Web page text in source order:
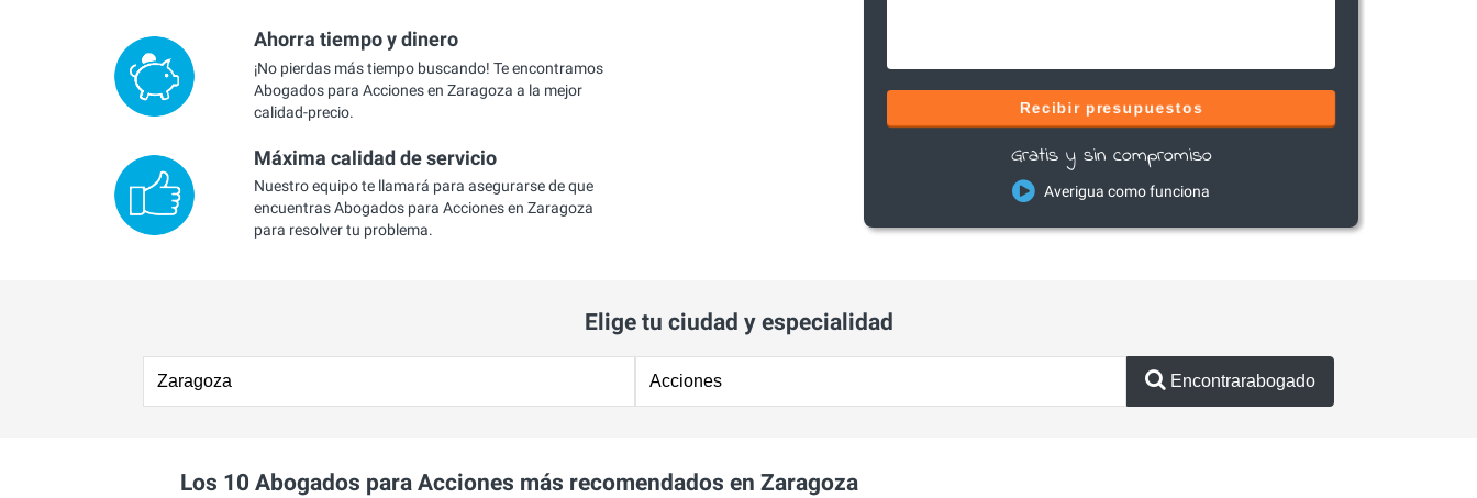
Ahorra tiempo y dinero
¡No pierdas más tiempo buscando! Te encontramos
Abogados para Acciones en Zaragoza a la mejor
calidad-precio.
Máxima calidad de servicio
Nuestro equipo te llamará para asegurarse de que
encuentras Abogados para Acciones en Zaragoza
para resolver tu problema.
Recibir presupuestos
Gratis y sin compromiso
Averigua como funciona
Elige tu ciudad y especialidad
Encontrarabogado
Los 10 Abogados para Acciones más recomendados en Zaragoza